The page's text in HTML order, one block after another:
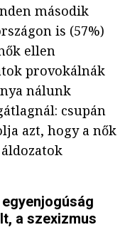
második
is (57%)
ellen
provokálnák
nálunk
csupán
azt, hogy a nők
a szexizmus